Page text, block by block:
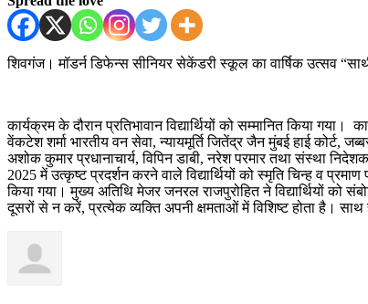
शिवगंज। मॉडर्न डिफेन्स सीनियर सेकेंडरी स्कूल का वार्षिक उत्सव
कार्यक्रम के दौरान प्रतिभावान विद्यार्थियों को सम्मानित किया
वेंकटेश शर्मा भारतीय वन सेवा, न्यायमूर्ति जितेंद्र जैन मुंबई हाई कोर्ट,
अशोक कुमार प्रधानाचार्य, विपिन डाबी, नरेश परमार तथा संस्था
2025 में उत्कृष्ट प्रदर्शन करने वाले विद्यार्थियों को स्मृति चिन्ह व
किया गया। मुख्य अतिथि मेजर जनरल राजपुरोहित ने विद्यार्थियों
दूसरों से न करें, प्रत्येक व्यक्ति अपनी क्षमताओं में विशिष्ट होता है।